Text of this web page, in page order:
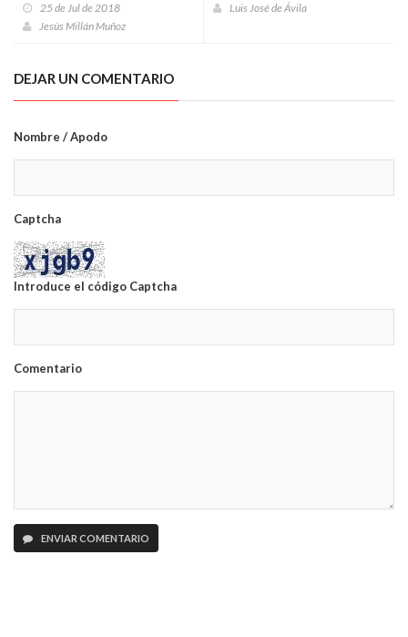
25 de Jul de 2018
Jesús Millán Muñoz
Luis José de Ávila
DEJAR UN COMENTARIO
Nombre / Apodo
Captcha
Introduce el código Captcha
Comentario
ENVIAR COMENTARIO